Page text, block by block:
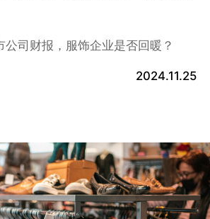
司财报，服饰企业是否回暖？
2024.11.25